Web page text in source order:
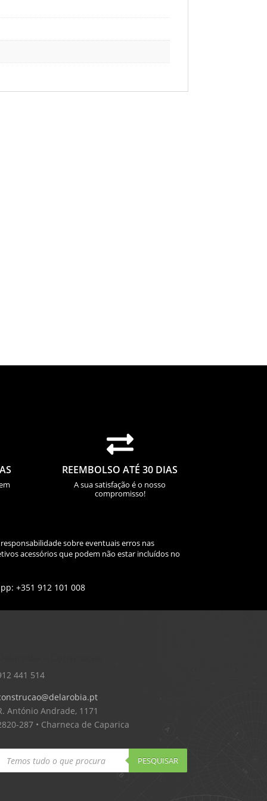

REEMBOLSO ATÉ 30 DIAS
A sua satisfação é o nosso
compromisso!
sobre eventuais erros nas
acessórios que podem não estar incluídos no
+351 912 101 008
441 514
António Andrade, 1171
287 • Charneca de Caparica
PESQUISAR